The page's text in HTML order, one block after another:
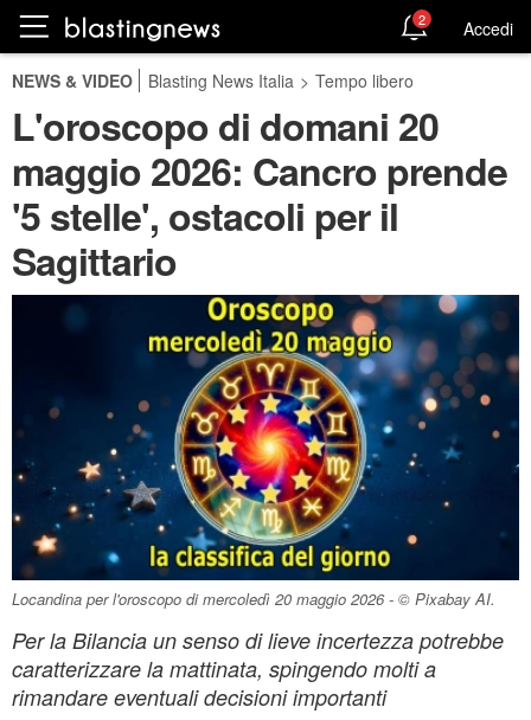
2 Accedi
NEWS & VIDEO Blasting News Italia > Tempo libero
L'oroscopo di domani 20
maggio 2026: Cancro prende
'5 stelle', ostacoli per il
Sagittario
Locandina per l'oroscopo di mercoledì 20 maggio 2026 - © Pixabay AI.
Per la Bilancia un senso di lieve incertezza potrebbe
caratterizzare la mattinata, spingendo molti a
rimandare eventuali decisioni importanti